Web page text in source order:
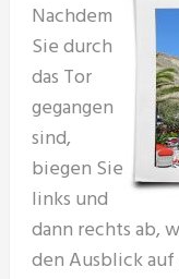
Nachdem
Sie durch
das Tor
gegangen
sind,
biegen Sie
links und
dann rechts ab,
den Ausblick